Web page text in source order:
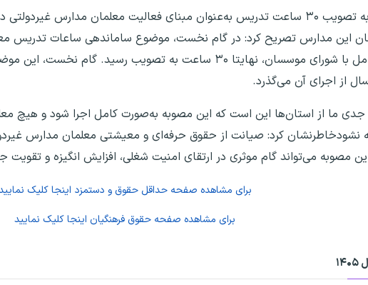
محمودزاده با اشاره به تصویب ۳۰ ساعت تدریس به‌عنوان مبنای فعالیت معلمان
این مدارس تصریح کرد: در گام نخست، موضوع ساماندهی ساعات تدریس
فرآیند بررسی‌ها و تعامل با شورای موسسان، نهایتا ۳۰ ساعت به
از اجرای آن می‌گذرد.
جدی ما از استان‌ها این است که این مصوبه به‌صورت کامل اجرا شود و هیچ
نشودخاطرنشان کرد: صیانت از حقوق حرفه‌ای و معیشتی معلمان مدارس
مصوبه می‌تواند گام موثری در ارتقای امنیت شغلی، افزایش انگیزه و تقویت
برای مشاهده صفحه حداقل حقوق و دستمزد اینجا کلیک
برای مشاهده صفحه حقوق فرهنگیان اینجا کلیک نمایید